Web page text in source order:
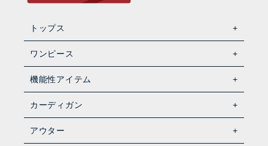
トップス
ワンピース
機能性アイテム
カーディガン
アウター